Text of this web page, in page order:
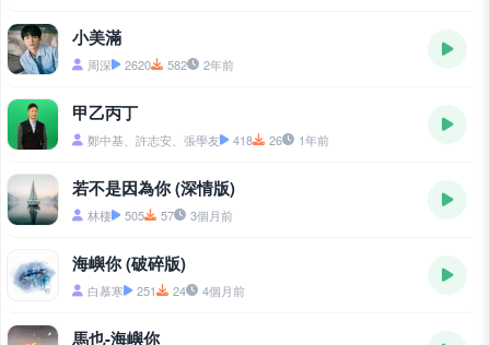
小美滿
周深 2620 582 2年前
甲乙丙丁
鄭中基、許志安、張學友 418 26 1年前
若不是因為你 (深情版)
林棲 505 57 3個月前
海嶼你 (破碎版)
白慕寒 251 24 4個月前
馬也-海嶼你